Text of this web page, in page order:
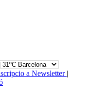
|